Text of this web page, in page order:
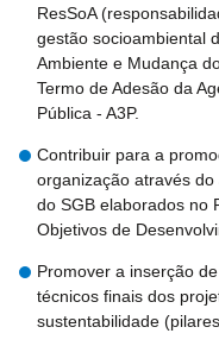
ResSoA
gestão socioambiental
Ambiente e Mudança
Termo de Adesão da
Pública - A3P.
Contribuir para a
organização através
do SGB elaborados no
Objetivos de
Promover a inserção
técnicos finais dos
sustentabilidade